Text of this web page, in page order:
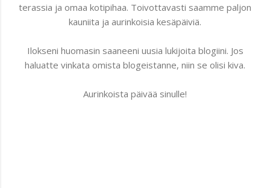
terassia ja omaa kotipihaa. Toivottavasti saamme paljon
kauniita ja aurinkoisia kesäpäiviä.
Ilokseni huomasin saaneeni uusia lukijoita blogiini. Jos
haluatte vinkata omista blogeistanne, niin se olisi kiva.
Aurinkoista päivää sinulle!